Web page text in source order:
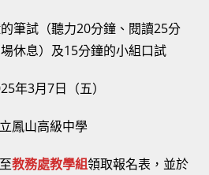
筆試（聽力20分鐘、閱讀25分
休息）及15分鐘的小組口試
年3月7日（五）
鳳山高級中學
至教務處教學組領取報名表，並於